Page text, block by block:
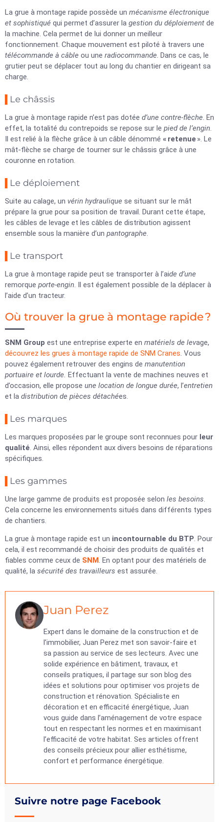
Suivre notre page Facebook
La grue à montage rapide possède un mécanisme électronique
et sophistiqué qui permet d’assurer la gestion du déploiement de
la machine. Cela permet de lui donner un meilleur
fonctionnement. Chaque mouvement est piloté à travers une
télécommande à câble ou une radiocommande. Dans ce cas, le
grutier peut se déplacer tout au long du chantier en dirigeant sa
charge.
Le châssis
La grue à montage rapide n’est pas dotée d’une contre-flèche. En
effet, la totalité du contrepoids se repose sur le pied de l’engin.
Il est relié à la flèche grâce à un câble dénommé « retenue ». Le
mât-flèche se charge de tourner sur le châssis grâce à une
couronne en rotation.
Le déploiement
Suite au calage, un vérin hydraulique se situant sur le mât
prépare la grue pour sa position de travail. Durant cette étape,
les câbles de levage et les câbles de distribution agissent
ensemble sous la manière d’un pantographe.
Le transport
La grue à montage rapide peut se transporter à l’aide d’une
remorque porte-engin. Il est également possible de la déplacer à
l’aide d’un tracteur.
Où trouver la grue à montage rapide ?
SNM Group est une entreprise experte en matériels de levage,
découvrez les grues à montage rapide de SNM Cranes. Vous
pouvez également retrouver des engins de manutention
portuaire et lourde. Effectuant la vente de machines neuves et
d’occasion, elle propose une location de longue durée, l’entretien
et la distribution de pièces détachées.
Les marques
Les marques proposées par le groupe sont reconnues pour leur
qualité. Ainsi, elles répondent aux divers besoins de réparations
spécifiques.
Les gammes
Une large gamme de produits est proposée selon les besoins.
Cela concerne les environnements situés dans différents types
de chantiers.
La grue à montage rapide est un incontournable du BTP. Pour
cela, il est recommandé de choisir des produits de qualités et
fiables comme ceux de SNM. En optant pour des matériels de
qualité, la sécurité des travailleurs est assurée.
Juan Perez
Expert dans le domaine de la construction et de
l’immobilier, Juan Perez met son savoir-faire et
sa passion au service de ses lecteurs. Avec une
solide expérience en bâtiment, travaux, et
conseils pratiques, il partage sur son blog des
idées et solutions pour optimiser vos projets de
construction et rénovation. Spécialiste en
décoration et en efficacité énergétique, Juan
vous guide dans l’aménagement de votre espace
tout en respectant les normes et en maximisant
l’efficacité de votre habitat. Ses articles offrent
des conseils précieux pour allier esthétisme,
confort et performance énergétique.